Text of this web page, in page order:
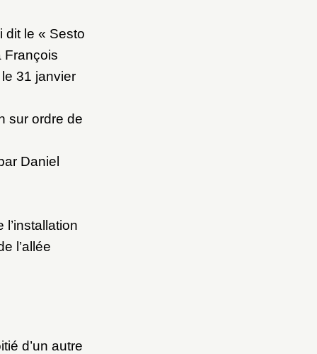
dit le « Sesto
François
31 janvier
sur ordre de
Daniel
l’installation
l’allée
d’un autre